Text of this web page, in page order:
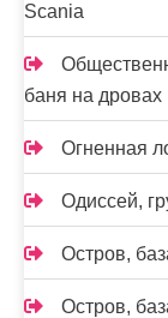
Scania
баня на дровах
Огненная
Одиссей,
Остров,
Остров,